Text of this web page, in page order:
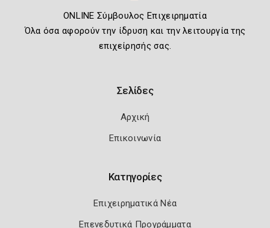
ONLINE Σύμβουλος Επιχειρηματία
Όλα όσα αφορούν την ίδρυση και την λειτουργία της
επιχείρησής σας.
Σελίδες
Αρχική
Επικοινωνία
Κατηγορίες
Επιχειρηματικά Νέα
Επενεδυτικά Προγράμματα